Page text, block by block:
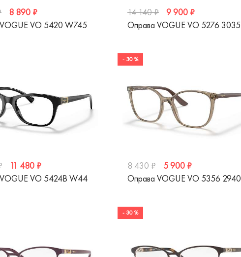
8 890 ₽
VO 5420 W745
14 140 ₽
9 900 ₽
Оправа VOGUE VO 5276 3035
11 480 ₽
VO 5424B W44
- 30 %
8 430 ₽
5 900 ₽
Оправа VOGUE VO 5356 2940
- 30 %